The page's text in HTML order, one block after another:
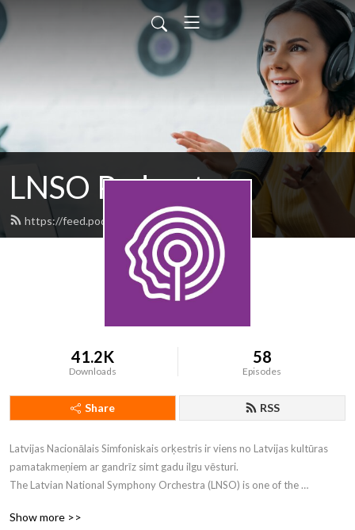
LNSO Podcast
https://feed.podbean.com/lnso/feed.xml
41.2K
Downloads
58
Episodes
Share RSS
Latvijas Nacionālais Simfoniskais orķestris ir viens no Latvijas kultūras
pamatakmeņiem ar gandrīz simt gadu ilgu vēsturi.
The Latvian National Symphony Orchestra (LNSO) is one of the
Show more >>